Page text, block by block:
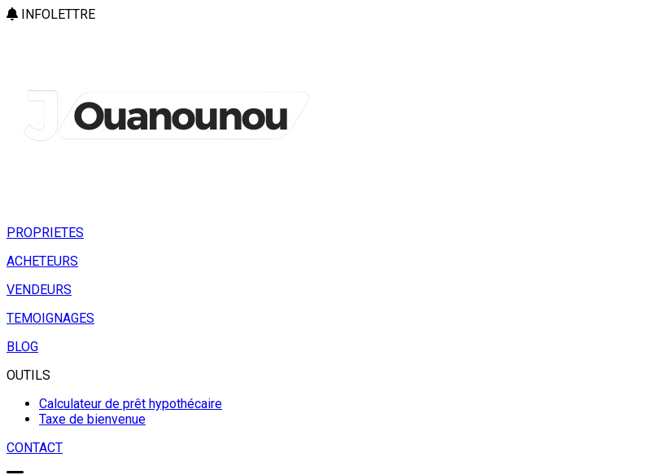
INFOLETTRE
PROPRIETES
ACHETEURS
VENDEURS
TEMOIGNAGES
BLOG
OUTILS
Calculateur de prêt hypothécaire
Taxe de bienvenue
CONTACT